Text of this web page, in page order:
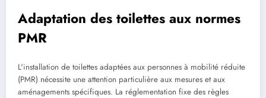
Adaptation des toilettes aux normes
PMR
L'installation de toilettes adaptées aux personnes à mobilité réduite
(PMR) nécessite une attention particulière aux mesures et aux
aménagements spécifiques. La réglementation fixe des règles